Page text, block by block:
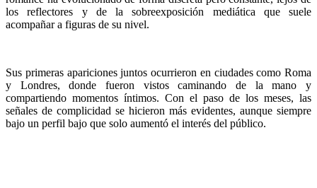
los reflectores y de la sobreexposición mediática que suele
acompañar a figuras de su nivel.
Sus primeras apariciones juntos ocurrieron en ciudades como Roma
y Londres, donde fueron vistos caminando de la mano y
compartiendo momentos íntimos. Con el paso de los meses, las
señales de complicidad se hicieron más evidentes, aunque siempre
bajo un perfil bajo que solo aumentó el interés del público.